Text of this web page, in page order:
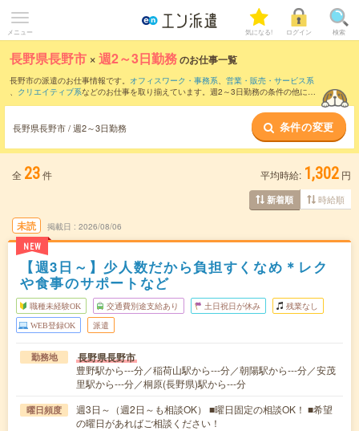
メニュー 気になる! ログイン 検索
長野県長野市 ×週2～3日勤務のお仕事一覧
長野市の派遣のお仕事情報です。 オフィスワーク・事務系、 営業・販売・サービス系
、 クリエイティブ系などのお仕事を取り揃えています。週2～3日勤務の条件の他に、
長野県長野市 / 週2～3日勤務 条件の変更
全 23件 平均時給: 1,302 円
新着順 時給順
未読
NEW
掲載日 2026/08/06
【週3日～】少人数だから負担すくなめ＊レク
や食事のサポートなど
職種未経験OK 交通費別途支給あり 土日祝日が休み 残業なし
WEB登録OK 派遣
勤務地 長野県長野市
豊野駅から---分／稲荷山駅から---分／朝陽駅から---分／安茂
里駅から---分／桐原(長野県)駅から---分
曜日頻度
週3日～（週2日～も相談OK） ■曜日固定の相談OK！ ■希望
の曜日があればご相談ください！